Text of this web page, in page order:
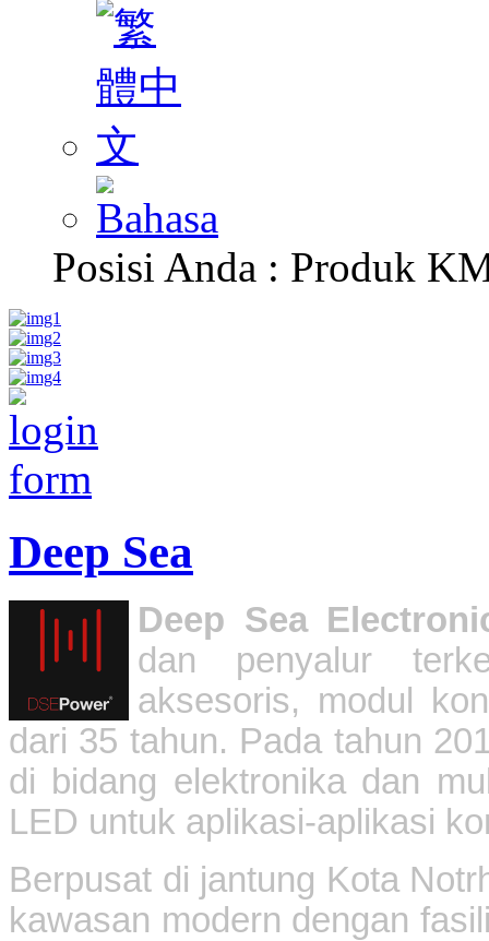
Posisi Anda : Produk
Deep Sea
Deep Sea
dan penyalur
aksesoris, modul
dari 35 tahun. Pada tahun
di bidang elektronika dan
LED untuk aplikasi-aplikasi
Berpusat di jantung Kota
kawasan modern dengan